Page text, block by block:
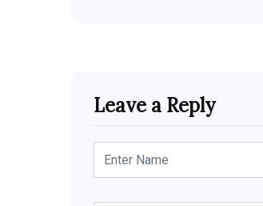
Leave a Reply